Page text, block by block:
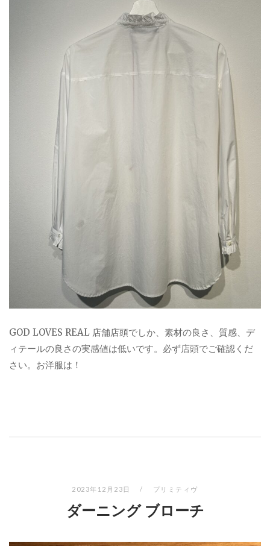
GOD LOVES REAL 店舗店頭でしか、素材の良さ、質感、デ
ィテールの良さの実感値は低いです。必ず店頭でご確認くだ
さい。お洋服は！
2023年12月23日 プリミティヴ
ダーニング ブローチ